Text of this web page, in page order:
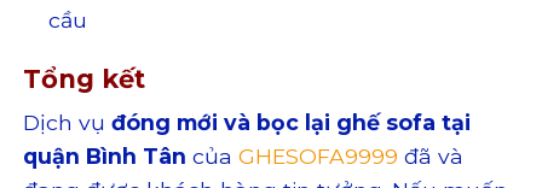
cầu
Tổng kết
Dịch vụđóng mới và bọc lại ghế sofa tại
quận Bình TâncủaGHESOFA9999 đã và